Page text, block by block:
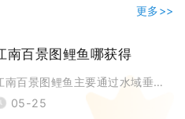
更多>>
南百景图鲤鱼哪获得
江南百景图鲤鱼主要通过水域垂钓、码头商船兑换、部分限时水域产出获取，不
05-25